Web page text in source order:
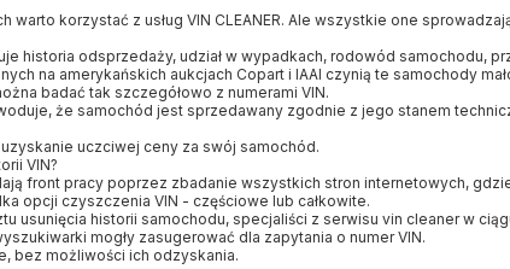
warto korzystać z usług VIN CLEANER. Ale wszystkie one
historia odsprzedaży, udział w wypadkach, rodowód samochodu,
na amerykańskich aukcjach Copart i IAAI czynią te samochody
badać tak szczegółowo z numerami VIN.
że samochód jest sprzedawany zgodnie z jego stanem
uzyskanie uczciwej ceny za swój samochód.
VIN?
front pracy poprzez zbadanie wszystkich stron internetowych,
opcji czyszczenia VIN - częściowe lub całkowite.
usunięcia historii samochodu, specjaliści z serwisu vin cleaner w
mogły zasugerować dla zapytania o numer VIN.
bez możliwości ich odzyskania.